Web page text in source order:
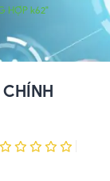
HỢP k62"